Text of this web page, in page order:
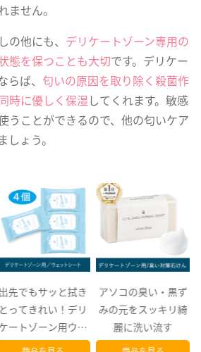
ません。
の他にも、 デリケートゾーン専用の
態を保つことも大切です。デリケー
らば、 匂いの原因を取り除く殺菌作
時に優しく保湿してくれます。敏感
うことができるので、他の匂いケア
ょう。
出先でもサッと拭き
とってきれい！デリ
ートゾーン用ウェ
ットシート
アソコの臭い・黒ず
みの元をスッキリ綺
麗に洗い流す